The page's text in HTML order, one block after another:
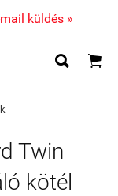
mail küldés »
 
Twin
kötél